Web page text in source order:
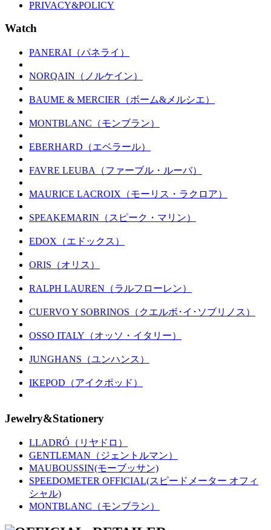
PRIVACY&POLICY
Watch
PANERAI（パネライ）
NORQAIN（ノルケイン）
BAUME & MERCIER（ボーム&メルシエ）
MONTBLANC（モンブラン）
EBERHARD（エベラール）
FAVRE LEUBA（ファーブル・ルーバ）
MAURICE LACROIX（モーリス・ラクロア）
SPEAKEMARIN（スピーク・マリン）
EDOX（エドックス）
ORIS（オリス）
RALPH LAUREN（ラルフローレン）
CUERVO Y SOBRINOS（クエルボ･イ･ソブリノス）
OSSO ITALY（オッソ・イタリー）
JUNGHANS（ユンハンス）
IKEPOD（アイクポッド）
Jewelry&Stationery
LLADRÓ（リヤドロ）
GENTLEMAN（ジェントルマン）
MAUBOUSSIN(モーブッサン)
SPEEDOMETER OFFICIAL(スピードメーター オフィ
シャル)
MONTBLANC（モンブラン）